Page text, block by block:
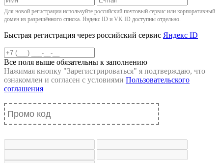
Для новой регистрации используйте российский почтовый сервис или корпоративный
домен из разрешённого списка. Яндекс ID и VK ID доступны отдельно.
Быстрая регистрация через российский сервис Яндекс ID
Все поля выше обязательны к заполнению
Нажимая кнопку "Зарегистрироваться" я подтверждаю, что
ознакомлен и согласен с условиями Пользовательского
соглашения